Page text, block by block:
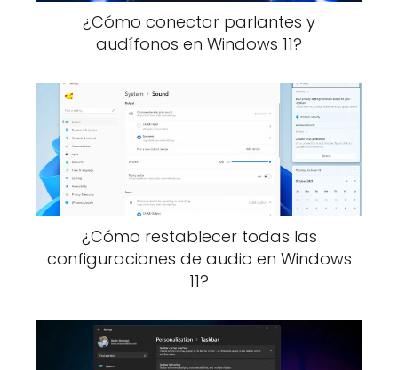
¿Cómo conectar parlantes y
audífonos en Windows 11?
¿Cómo restablecer todas las
configuraciones de audio en Windows
11?